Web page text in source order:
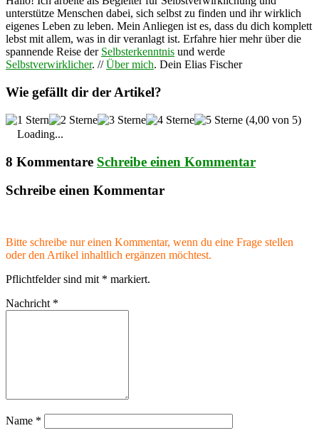
unterstütze Menschen dabei, sich selbst zu finden und ihr wirklich
eigenes Leben zu leben. Mein Anliegen ist es, dass du dich komplett
lebst mit allem, was in dir veranlagt ist. Erfahre hier mehr über die
spannende Reise der Selbsterkenntnis und werde
Selbstverwirklicher. //Über mich. Dein Elias Fischer
Wie gefällt dir der Artikel?
(4,00 von 5)
Loading...
8 Kommentare Schreibe einen Kommentar
Schreibe einen Kommentar
Bitte schreibe nur einen Kommentar, wenn du eine Frage stellen
oder den Artikel inhaltlich ergänzen möchtest.
Pflichtfelder sind mit * markiert.
Nachricht *
Name *